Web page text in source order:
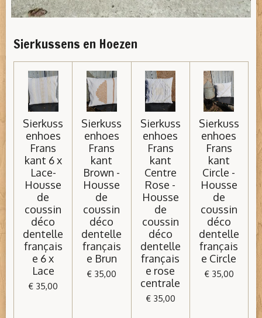
Sierkussens en Hoezen
Sierkuss
enhoes
Frans
kant 6 x
Lace-
Housse
de
coussin
déco
dentelle
français
e 6 x
Lace
€ 35,00
Sierkuss
enhoes
Frans
kant
Brown -
Housse
de
coussin
déco
dentelle
français
e Brun
€ 35,00
Sierkuss
enhoes
Frans
kant
Centre
Rose -
Housse
de
coussin
déco
dentelle
français
e rose
centrale
€ 35,00
Sierkuss
enhoes
Frans
kant
Circle -
Housse
de
coussin
déco
dentelle
français
e Circle
€ 35,00